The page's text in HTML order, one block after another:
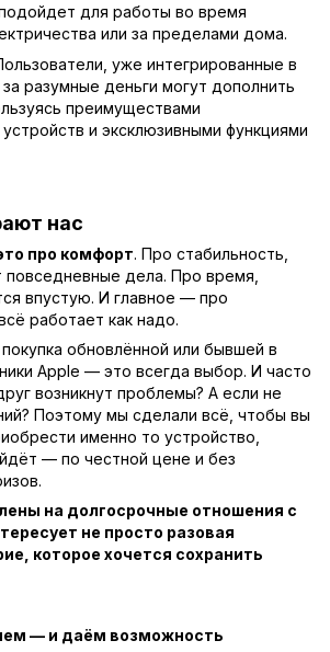
для работы во время
или за пределами дома.
уже интегрированные в
разумные деньги могут дополнить
преимуществами
и эксклюзивными функциями
нас
про комфорт. Про стабильность,
дела. Про время,
впустую. И главное — про
работает как надо.
обновлённой или бывшей в
Apple — это всегда выбор. И часто
возникнут проблемы? А если не
Поэтому мы сделали всё, чтобы вы
именно то устройство,
— по честной цене и без
на долгосрочные отношения с
не просто разовая
которое хочется сохранить
— и даём возможность